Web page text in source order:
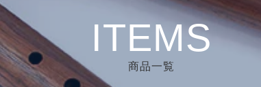
ITEMS
商品一覧